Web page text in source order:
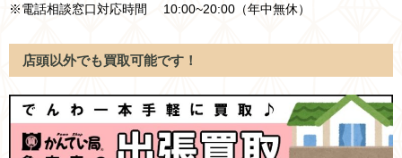
※電話相談窓口対応時間 10:00~20:00（年中無休）
店頭以外でも買取可能です！